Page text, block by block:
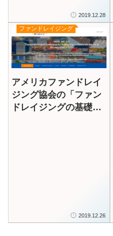
ラクションのエネルギ
ー、行動のエネルギー
をマックスにしよう
2019.12.28
ファンドレイジング
アメリカファンドレイ
ジング協会の「ファン
ドレイジングの基礎」
2019.12.26